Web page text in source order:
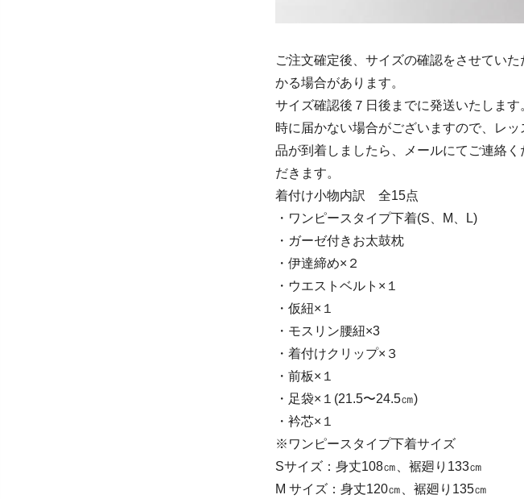
ご注文確定後、サイズの確認をさせてい
かる場合があります。
サイズ確認後７日後までに発送いたしま
時に届かない場合がございますので、レ
品が到着しましたら、メールにてご連絡
だきます。
着付け小物内訳 全15点
・ワンピースタイプ下着(S、M、L)
・ガーゼ付きお太鼓枕
・伊達締め×２
・ウエストベルト×１
・仮紐×１
・モスリン腰紐×3
・着付けクリップ×３
・前板×１
・足袋×１(21.5〜24.5㎝)
・衿芯×１
※ワンピースタイプ下着サイズ
Sサイズ：身丈108㎝、裾廻り133㎝
M サイズ：身丈120㎝、裾廻り135㎝